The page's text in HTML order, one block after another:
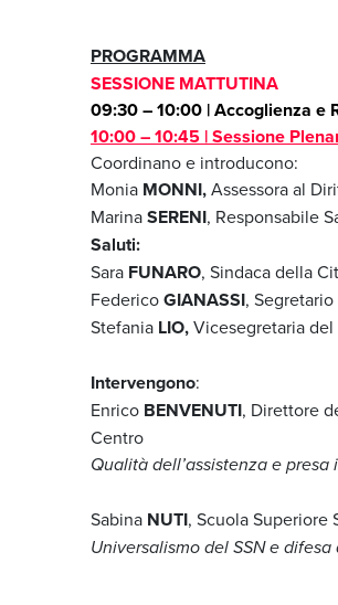
PROGRAMMA
SESSIONE MATTUTINA
09:30 – 10:00 | Accoglienza e
10:00 – 10:45 | Sessione
Coordinano e introducono:
Monia MONNI,Assessora al
MarinaSERENI, Responsabile
Saluti:
Sara FUNARO, Sindaca della
FedericoGIANASSI,
Stefania LIO,Vicesegretaria del
Intervengono:
Enrico BENVENUTI, Direttore
Centro
Qualità dell’assistenza e
Sabina NUTI, Scuola Superiore
Universalismo del SSN e